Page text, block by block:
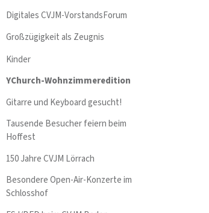
Digitales CVJM-VorstandsForum
Großzügigkeit als Zeugnis
Kinder
YChurch-Wohnzimmeredition
Gitarre und Keyboard gesucht!
Tausende Besucher feiern beim
Hoffest
150 Jahre CVJM Lörrach
Besondere Open-Air-Konzerte im
Schlosshof